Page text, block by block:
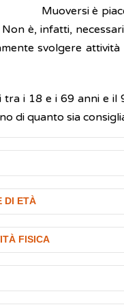
Muoversi è
è, infatti,
svolgere
i 18 e i 69 anni e
di quanto sia
fisica rappresenta
a
attivi. L’attività
e potenzia il
alcuni tipi di
DI ETÀ
per uno stile di vita
o nel passeggino. A
FISICA
attività sedentarie,
è molto importante